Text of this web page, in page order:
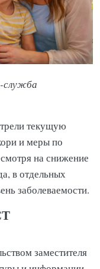
служба
текущую
и меры по
на снижение
в отдельных
заболеваемости.
заместителя